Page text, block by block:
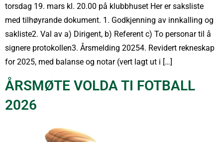
torsdag 19. mars kl. 20.00 på klubbhuset Her er saksliste
med tilhøyrande dokument. 1. Godkjenning av innkalling og
sakliste2. Val av a) Dirigent, b) Referent c) To personar til å
signere protokollen3. Årsmelding 20254. Revidert rekneskap
for 2025, med balanse og notar (vert lagt ut i […]
ÅRSMØTE VOLDA TI FOTBALL
2026